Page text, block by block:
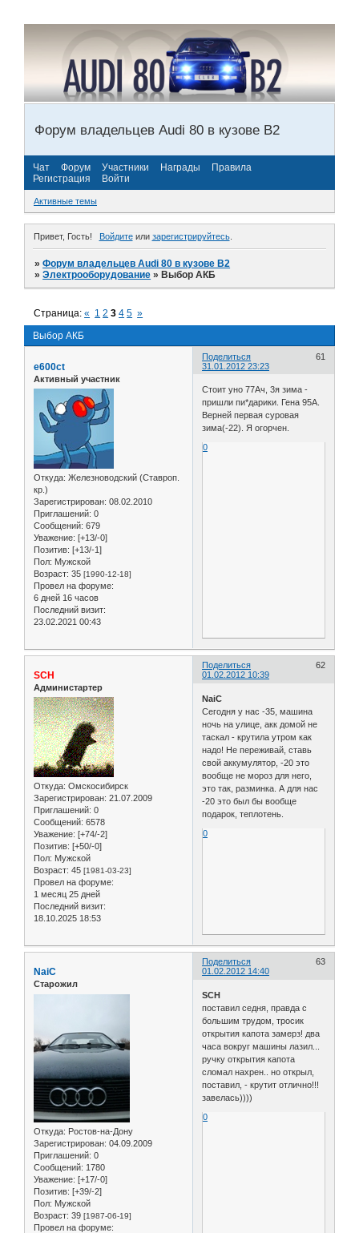
Форум владельцев Audi 80 в кузове В2
Чат Форум Участники Награды
Правила
Регистрация
Войти
Активные темы
Привет, Гость! Войдитеили зарегистрируйтесь.
»Форум владельцев Audi 80 в кузове В2
»Электрооборудование »Выбор АКБ
Выбор АКБ
Страница:« 1 2 3 4 5 »
Поделиться
61
31.01.2012 23:23
e600ct
Активный участник
Откуда: Железноводский (Ставроп.
кр.)
Зарегистрирован: 08.02.2010
Приглашений: 0
Сообщений: 679
Уважение: [+13/-0]
Позитив: [+13/-1]
Пол: Мужской
Возраст: 35 [1990-12-18]
Провел на форуме:
6 дней 16 часов
Последний визит:
23.02.2021 00:43
Стоит уно 77Ач, 3я зима -
пришли пи*дарики. Гена 95А.
Верней первая суровая
зима(-22). Я огорчен.
0
Поделиться
62
01.02.2012 10:39
SCH
Администартер
Откуда: Омскосибирск
Зарегистрирован: 21.07.2009
Приглашений: 0
Сообщений: 6578
Уважение: [+74/-2]
Позитив: [+50/-0]
Пол: Мужской
Возраст: 45 [1981-03-23]
Провел на форуме:
1 месяц 25 дней
Последний визит:
18.10.2025 18:53
NaiC
Сегодня у нас -35, машина
ночь на улице, акк домой не
таскал - крутила утром как
надо! Не переживай, ставь
свой аккумулятор, -20 это
вообще не мороз для него,
это так, разминка. А для нас
-20 это был бы вообще
подарок, теплотень.
0
Поделиться
63
01.02.2012 14:40
NaiC
Старожил
Откуда: Ростов-на-Дону
Зарегистрирован: 04.09.2009
Приглашений: 0
Сообщений: 1780
Уважение: [+17/-0]
Позитив: [+39/-2]
Пол: Мужской
Возраст: 39 [1987-06-19]
Провел на форуме:
SCH
поставил седня, правда с
большим трудом, тросик
открытия капота замерз! два
часа вокруг машины лазил...
ручку открытия капота
сломал нахрен.. но открыл,
поставил, - крутит отлично!!!
завелась))))
0